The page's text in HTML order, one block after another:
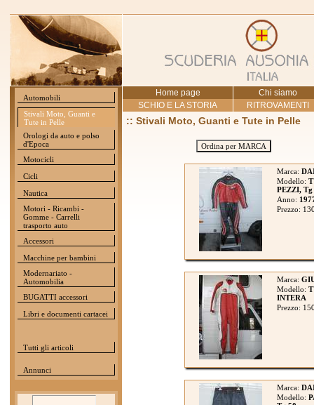
Automobili
Stivali Moto, Guanti e
Tute in Pelle
Orologi da auto e polso
d'Epoca
Motocicli
Cicli
Nautica
Motori - Ricambi -
Gomme - Carrelli
trasporto auto
Accessori
Macchine per bambini
Modernariato -
Automobilia
BUGATTI accessori
Libri e documenti cartacei
Tutti gli articoli
Annunci
Home page
Chi siamo
SCHIO E LA STORIA
RITROVAMENTI
:: Stivali Moto, Guanti e Tute in Pelle
Ordina per MARCA
Marca:
Modello:
PEZZI, Tg
Anno:
Prezzo:
Marca:
Modello:
INTERA
Prezzo:
Marca:
Modello: